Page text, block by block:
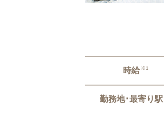
時給 ※1
勤務地･最寄り駅